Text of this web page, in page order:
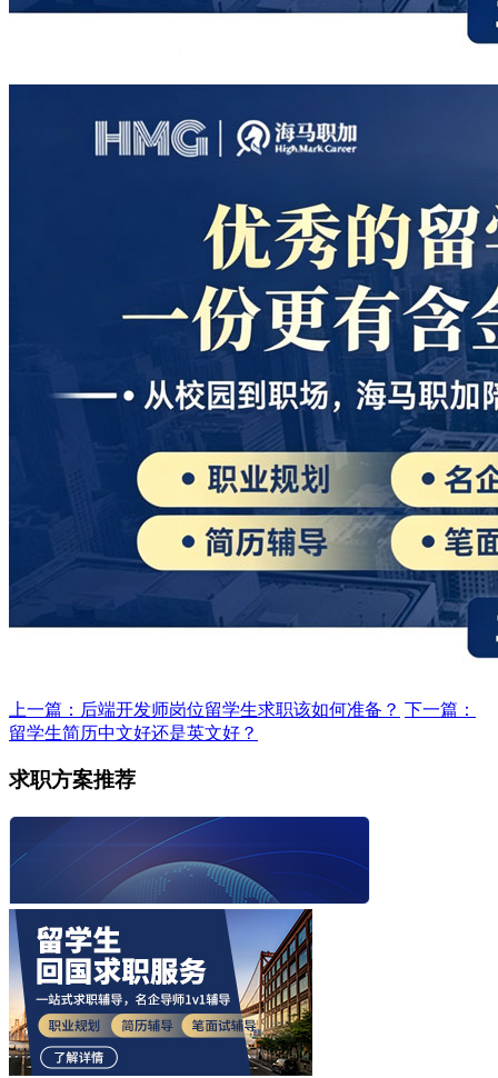
上一篇：后端开发师岗位留学生求职该如何准备？ 下一篇：
留学生简历中文好还是英文好？
求职方案推荐